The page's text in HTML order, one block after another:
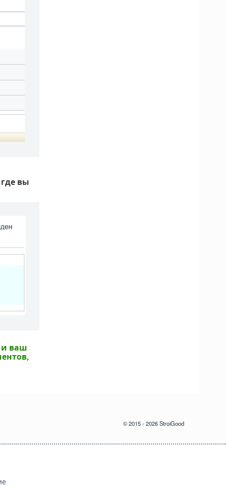
вы
и ваш
© 2015 - 2026 StroiGood